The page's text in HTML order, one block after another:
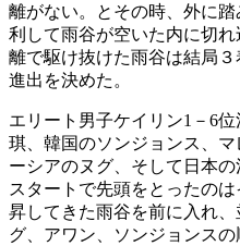
離がない。とその時、外に
利して雨谷が空いた内に切
離で駆け抜けた雨谷は結局
進出を決めた。
エリート男子ケイリン1－6
琪、韓国のソンジョンス、
ーシアのヌグ、そして日本の
スタートで先頭をとったの
昇してきた雨谷を前に入れ
グ、アワン、ソンジョンスの